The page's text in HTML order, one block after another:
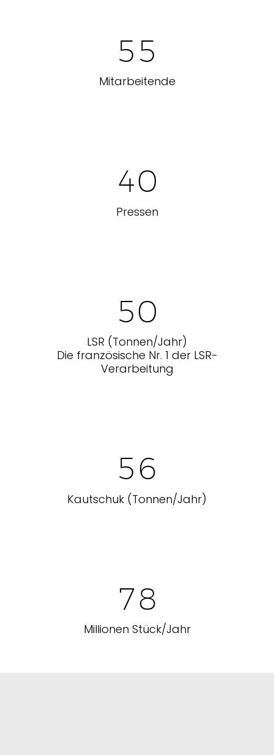
55
Mitarbeitende
40
Pressen
50
LSR (Tonnen/Jahr)
Die französische Nr. 1 der LSR-
Verarbeitung
56
Kautschuk (Tonnen/Jahr)
78
Millionen Stück/Jahr